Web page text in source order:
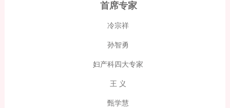
首席专家
冷宗祥
孙智勇
妇产科四大专家
王 义
甄学慧